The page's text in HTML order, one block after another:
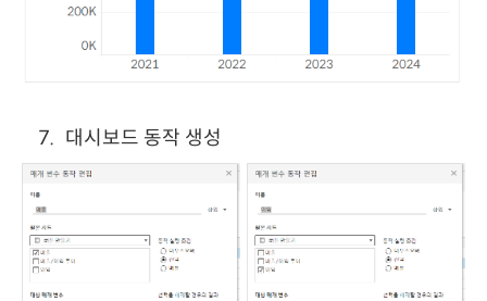
대시보드 동작 생성